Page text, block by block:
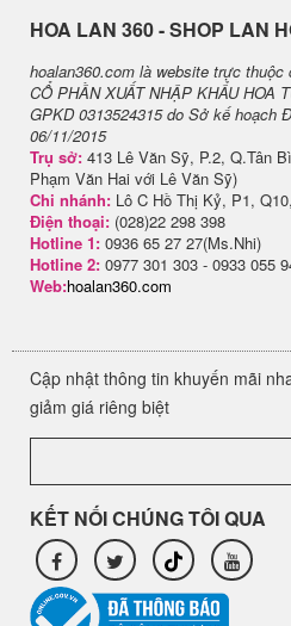
H​OA LAN 360 - SHOP LAN
hoalan360.com là website trực
CỔ PHẦN XUẤT NHẬP KHẨU HOA
GPKD 0313524315 do Sở kế hoạch
06/11/2015
Trụ sở: 413 Lê Văn Sỹ, P.2, Q.Tân
Phạm Văn Hai với Lê Văn Sỹ)
Chi nhánh: Lô C Hồ Thị Kỷ, P1,
Điện thoại: (028)22 298 398
Hotline 1: 0936 65 27 27(Ms.Nhi)
Hotline 2: 0977 301 303 - 0933 055
Web:hoalan360.com
Cập nhật thông tin khuyến mãi
giảm giá riêng biệt
KẾT NỐI CHÚNG TÔI QUA